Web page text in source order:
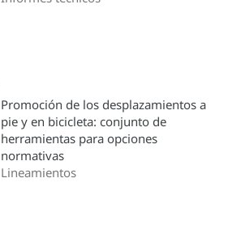
Promoción de los desplazamientos a
pie y en bicicleta: conjunto de
herramientas para opciones
normativas
Lineamientos